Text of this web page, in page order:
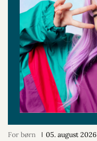
For børn 05. august 2026